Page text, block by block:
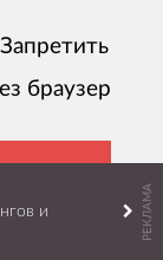
и
РЕКЛАМА
браузер